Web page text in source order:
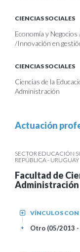
CIENCIAS SOCIALES
Economía y
/Innovación en
CIENCIAS SOCIALES
Ciencias de la
Administración
Actuación
SECTOR EDUCACIÓN
REPÚBLICA - URUGUAY
Facultad de
Administración
VÍNCULOS
+
Otro (05/2013 -
+